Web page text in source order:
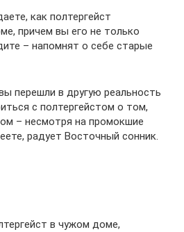
как полтергейст
причем вы его не только
– напомнят о себе старые
перешли в другую реальность
с полтергейстом о том,
– несмотря на промокшие
радует Восточный сонник.
в чужом доме,